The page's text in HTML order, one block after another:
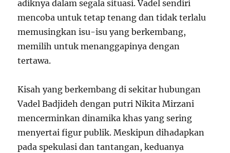
adiknya dalam segala situasi. Vadel sendiri
mencoba untuk tetap tenang dan tidak terlalu
memusingkan isu-isu yang berkembang,
memilih untuk menanggapinya dengan
tertawa.
Kisah yang berkembang di sekitar hubungan
Vadel Badjideh dengan putri Nikita Mirzani
mencerminkan dinamika khas yang sering
menyertai figur publik. Meskipun dihadapkan
pada spekulasi dan tantangan, keduanya